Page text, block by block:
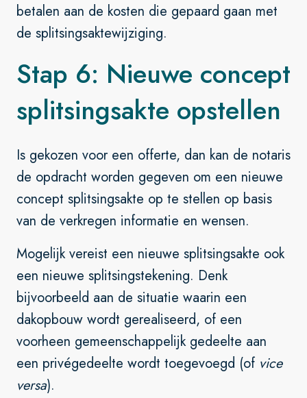
betalen aan de kosten die gepaard gaan met
de splitsingsaktewijziging.
Stap 6: Nieuwe concept
splitsingsakte opstellen
Is gekozen voor een offerte, dan kan de notaris
de opdracht worden gegeven om een nieuwe
concept splitsingsakte op te stellen op basis
van de verkregen informatie en wensen.
Mogelijk vereist een nieuwe splitsingsakte ook
een nieuwe splitsingstekening. Denk
bijvoorbeeld aan de situatie waarin een
dakopbouw wordt gerealiseerd, of een
voorheen gemeenschappelijk gedeelte aan
een privégedeelte wordt toegevoegd (of vice
versa).